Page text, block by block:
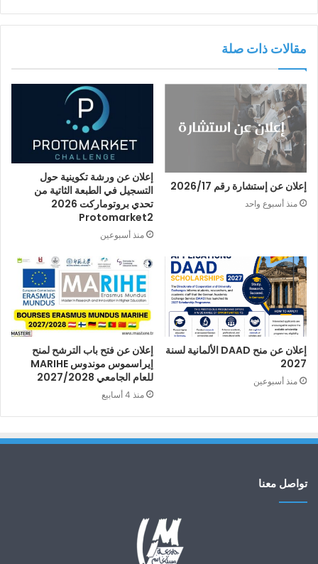
مقالات ذات صلة
إعلان عن إستشارة رقم 2026/17
منذ أسبوع واحد
إعلان عن ورشة تكوينية حول
التسجيل في الطبعة الثاتية من
تحدي بروتوماركت 2026
Protomarket2
منذ أسبوعين
إعلان عن منح DAAD الألمانية لسنة
2027
منذ أسبوعين
إعلان عن فتح باب الترشح لمنح
إيراسموس موندوس MARIHE
للعام الجامعي 2027/2028
منذ 4 أسابيع
تواصل معنا